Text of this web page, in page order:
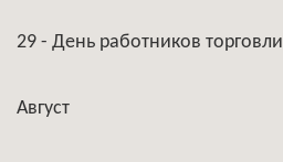
29 - День работников торговли
Август